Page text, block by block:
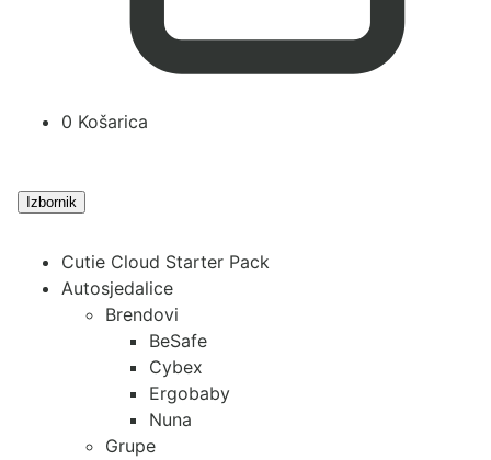
0 Košarica
Izbornik
Cutie Cloud Starter Pack
Autosjedalice
Brendovi
BeSafe
Cybex
Ergobaby
Nuna
Grupe